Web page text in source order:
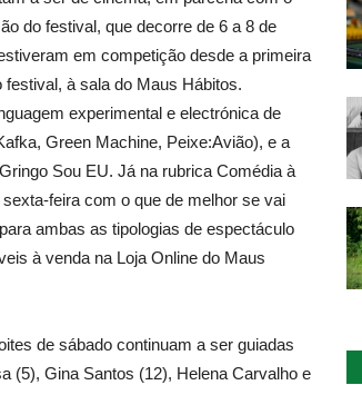
do festival, que decorre de 6 a 8 de
em competição desde a primeira
à sala do Maus Hábitos.
experimental e electrónica de
Green Machine, Peixe:Avião), e a
Sou EU. Já na rubrica Comédia à
feira com o que de melhor se vai
ambas as tipologias de espectáculo
à venda na Loja Online do Maus
de sábado continuam a ser guiadas
(5), Gina Santos (12), Helena Carvalho e